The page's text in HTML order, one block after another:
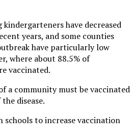
have decreased
years, and some counties
have particularly low
where about 88.5% of
vaccinated.
a community must be vaccinated
disease.
schools to increase vaccination